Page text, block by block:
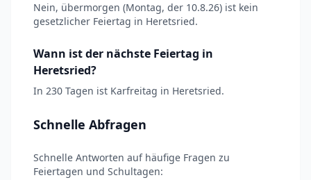
Nein, übermorgen (Montag, der 10.8.26) ist kein
gesetzlicher Feiertag in Heretsried.
Wann ist der nächste Feiertag in
Heretsried?
In 230 Tagen ist Karfreitag in Heretsried.
Schnelle Abfragen
Schnelle Antworten auf häufige Fragen zu
Feiertagen und Schultagen: